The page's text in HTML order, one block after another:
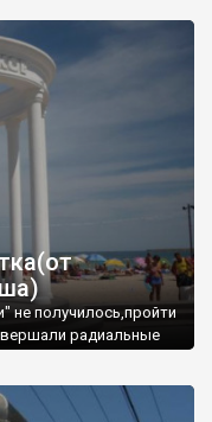
не получилось,пройти
радиальные